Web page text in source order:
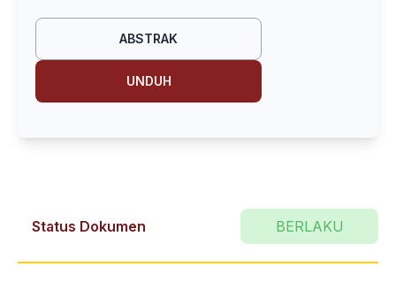
ABSTRAK
UNDUH
Status Dokumen BERLAKU